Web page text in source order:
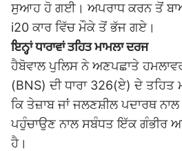
ਸੁਆਹ ਹੋ ਗਈ। ਅਪਰਾਧ ਕਰਨ ਤੋਂ
i20 ਕਾਰ ਵਿੱਚ ਮੌਕੇ ਤੋਂ ਭੱਜ ਗਏ।
ਇਨ੍ਹਾਂ ਧਾਰਾਵਾਂ ਤਹਿਤ ਮਾਮਲਾ ਦਰਜ
ਹੈਬੋਵਾਲ ਪੁਲਿਸ ਨੇ ਅਣਪਛਾਤੇ
(BNS) ਦੀ ਧਾਰਾ 326(ਏ) ਦੇ ਤਹਿਤ
ਕਿ ਤੇਜ਼ਾਬ ਜਾਂ ਜਲਣਸ਼ੀਲ ਪਦਾਰਥ
ਪਹੁੰਚਾਉਣ ਨਾਲ ਸਬੰਧਤ ਇੱਕ ਗੰਭੀਰ
ਹੈ।